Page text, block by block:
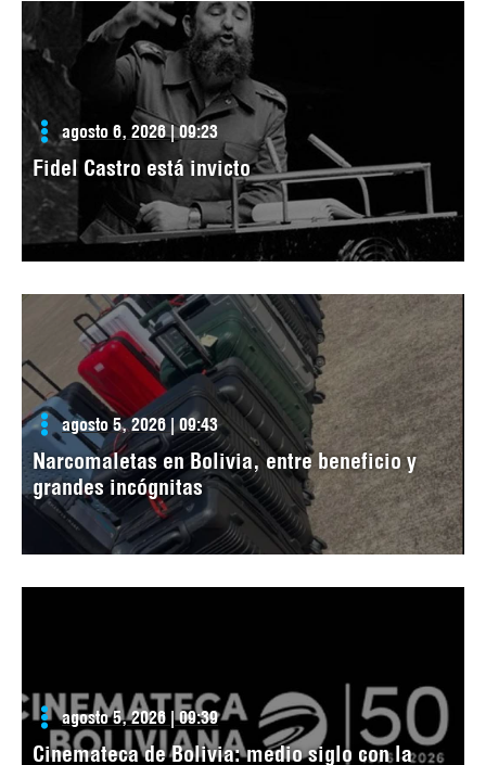
agosto 6, 2026 | 09:23
Fidel Castro está invicto
agosto 5, 2026 | 09:43
Narcomaletas en Bolivia, entre beneficio y
grandes incógnitas
agosto 5, 2026 | 09:39
Cinemateca de Bolivia: medio siglo con la